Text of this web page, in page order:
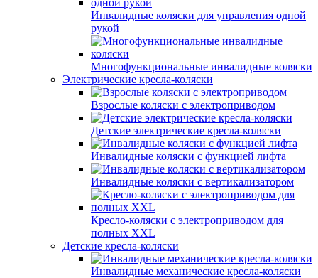
Инвалидные коляски для управления одной
рукой
Многофункциональные инвалидные коляски
Электрические кресла-коляски
Взрослые коляски с электроприводом
Детские электрические кресла-коляски
Инвалидные коляски с функцией лифта
Инвалидные коляски с вертикализатором
Кресло-коляски с электроприводом для
полных XXL
Детские кресла-коляски
Инвалидные механические кресла-коляски